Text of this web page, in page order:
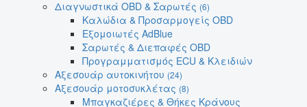
Διαγνωστικά OBD & Σαρωτές (6)
Καλώδια & Προσαρμογείς OBD
Εξομοιωτές AdBlue
Σαρωτές & Διεπαφές OBD
Προγραμματισμός ECU & Κλειδιών
Αξεσουάρ αυτοκινήτου (24)
Αξεσουάρ μοτοσυκλέτας (8)
Μπαγκαζιέρες & Θήκες Κράνους